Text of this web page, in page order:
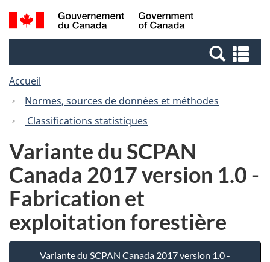
Passer
au
Passer
à
Canada
Recherche
et
et
Accueil
Normes, sources de données et méthodes
Classifications statistiques
Variante du SCPAN
Canada 2017 version 1.0 -
Fabrication et
exploitation forestière
Variante du SCPAN Canada 2017 version 1.0 -